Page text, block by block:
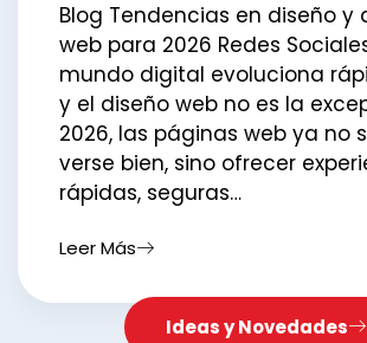
Blog Tendencias en diseño y
web para 2026 Redes
mundo digital evoluciona
y el diseño web no es la
2026, las páginas web ya no
verse bien, sino ofrecer
rápidas, seguras…
Leer Más
Ideas y Novedades